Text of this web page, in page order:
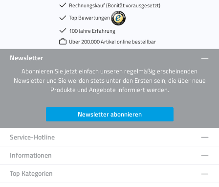
Rechnungskauf (Bonität vorausgesetzt)
Top Bewertungen
100 Jahre Erfahrung
Über 200.000 Artikel online bestellbar
Newsletter
Abonnieren Sie jetzt einfach unseren regelmäßig erscheinenden
Newsletter und Sie werden stets unter den Ersten sein, die über neue
Produkte und Angebote informiert werden.
Newsletter abonnieren
Service-Hotline
Informationen
Top Kategorien